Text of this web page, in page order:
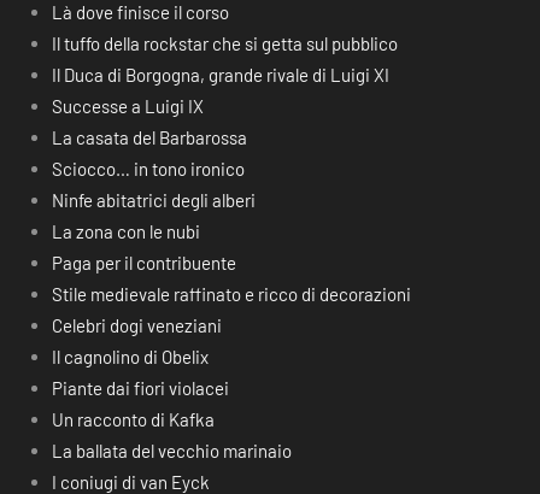
Là dove finisce il corso
Il tuffo della rockstar che si getta sul pubblico
Il Duca di Borgogna, grande rivale di Luigi XI
Successe a Luigi IX
La casata del Barbarossa
Sciocco… in tono ironico
Ninfe abitatrici degli alberi
La zona con le nubi
Paga per il contribuente
Stile medievale raffinato e ricco di decorazioni
Celebri dogi veneziani
Il cagnolino di Obelix
Piante dai fiori violacei
Un racconto di Kafka
La ballata del vecchio marinaio
I coniugi di van Eyck